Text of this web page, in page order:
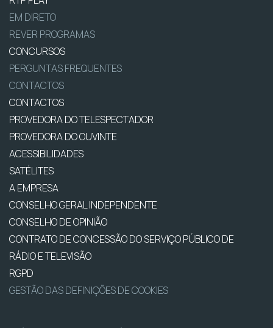
EM DIRETO
REVER PROGRAMAS
CONCURSOS
PERGUNTAS FREQUENTES
CONTACTOS
CONTACTOS
PROVEDORA DO TELESPECTADOR
PROVEDORA DO OUVINTE
ACESSIBILIDADES
SATÉLITES
A EMPRESA
CONSELHO GERAL INDEPENDENTE
CONSELHO DE OPINIÃO
CONTRATO DE CONCESSÃO DO SERVIÇO PÚBLICO DE
RÁDIO E TELEVISÃO
RGPD
GESTÃO DAS DEFINIÇÕES DE COOKIES